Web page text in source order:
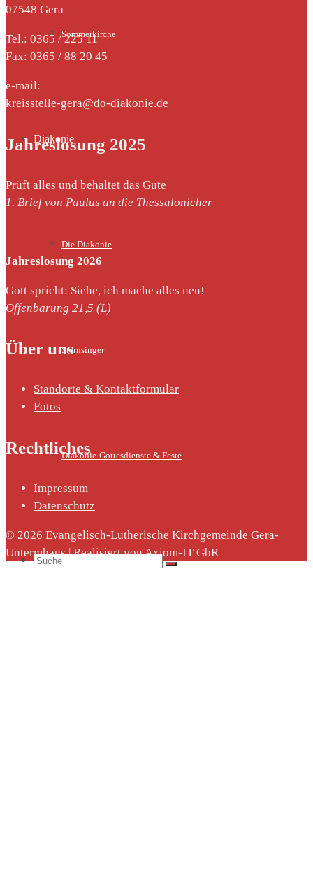
Sommerkirche
Diakonie
Die Diakonie
Sternsinger
Diakonie-Gottesdienste & Feste
Suche
07548 Gera
Tel.: 0365 / 225 11
Fax: 0365 / 88 20 45
e-mail:
kreisstelle-gera@do-diakonie.de
Jahreslosung 2025
Prüft alles und behaltet das Gute
1. Brief von Paulus an die Thessalonicher
Jahreslosung 2026
Gott spricht: Siehe, ich mache alles neu!
Offenbarung 21,5 (L)
Über uns
Standorte & Kontaktformular
Fotos
Rechtliches
Impressum
Datenschutz
© 2026 Evangelisch-Lutherische Kirchgemeinde Gera-
Untermhaus | Realisiert von Axiom-IT GbR